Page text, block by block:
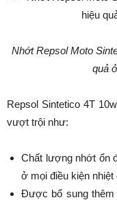
Nhớt Repsol Moto
quả
Repsol Sintetico 4T
vượt trội như:
Chất lượng nhớt ổn
ở mọi điều kiện nhiệt
Được bổ sung thêm